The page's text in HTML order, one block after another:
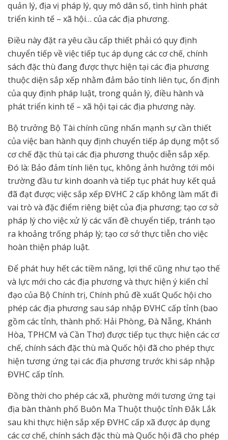
quản lý, địa vị pháp lý, quy mô dân số, tình hình phát
triển kinh tế – xã hội… của các địa phương.
Điều này đặt ra yêu cầu cấp thiết phải có quy định
chuyển tiếp về việc tiếp tục áp dụng các cơ chế, chính
sách đặc thù đang được thực hiện tại các địa phương
thuộc diện sắp xếp nhằm đảm bảo tính liên tục, ổn định
của quy định pháp luật, trong quản lý, điều hành và
phát triển kinh tế – xã hội tại các địa phương này.
Bộ trưởng Bộ Tài chính cũng nhấn mạnh sự cần thiết
của việc ban hành quy định chuyển tiếp áp dụng một số
cơ chế đặc thù tại các địa phương thuộc diễn sắp xếp.
Đó là: Bảo đảm tính liên tục, không ảnh hưởng tới môi
trường đầu tư kinh doanh và tiếp tục phát huy kết quả
đã đạt được; việc sắp xếp ĐVHC 2 cấp không làm mất đi
vai trò và đặc điểm riêng biệt của địa phương; tạo cơ sở
pháp lý cho việc xử lý các vấn đề chuyển tiếp, tránh tạo
ra khoảng trống pháp lý; tạo cơ sở thực tiễn cho việc
hoàn thiện pháp luật.
Để phát huy hết các tiềm năng, lợi thế cũng như tạo thế
và lực mới cho các địa phương và thực hiện ý kiến chỉ
đạo của Bộ Chính trị, Chính phủ đề xuất Quốc hội cho
phép các địa phương sau sáp nhập ĐVHC cấp tỉnh (bao
gồm các tỉnh, thành phố: Hải Phòng, Đà Nẵng, Khánh
Hòa, TPHCM và Cần Thơ) được tiếp tục thực hiện các cơ
chế, chính sách đặc thù mà Quốc hội đã cho phép thực
hiện tương ứng tại các địa phương trước khi sáp nhập
ĐVHC cấp tỉnh.
Đồng thời cho phép các xã, phường mới tương ứng tại
địa bàn thành phố Buôn Ma Thuột thuộc tỉnh Đắk Lắk
sau khi thực hiện sắp xếp ĐVHC cấp xã được áp dụng
các cơ chế, chính sách đặc thù mà Quốc hội đã cho phép